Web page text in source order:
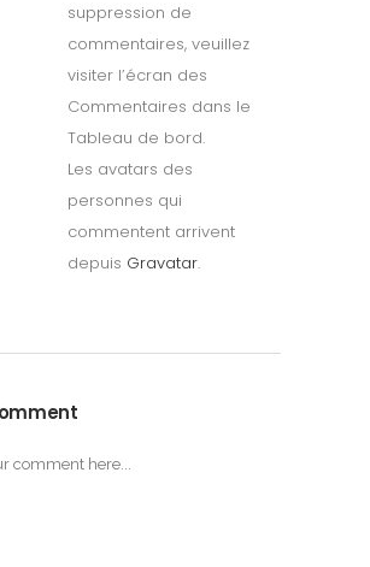
suppression de
commentaires, veuillez
visiter l’écran des
Commentaires dans le
Tableau de bord.
Les avatars des
personnes qui
commentent arrivent
depuis Gravatar.